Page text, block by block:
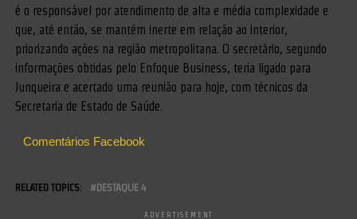
é o responsável por atendimento de alta e média complexidade e
que, até então, se mantém inerte em relação ao interior,
priorizando ações na região metropolitana. O secretário, segundo
informações obtidas pelo Enfoque Business, teria ligado para
Junqueira e acertado uma reunião para hoje, com técnicos da
Secretaria de Estado de Saúde.
Comentários Facebook
RELATED TOPICS: DESTAQUE 4
ADVERTISEMENT